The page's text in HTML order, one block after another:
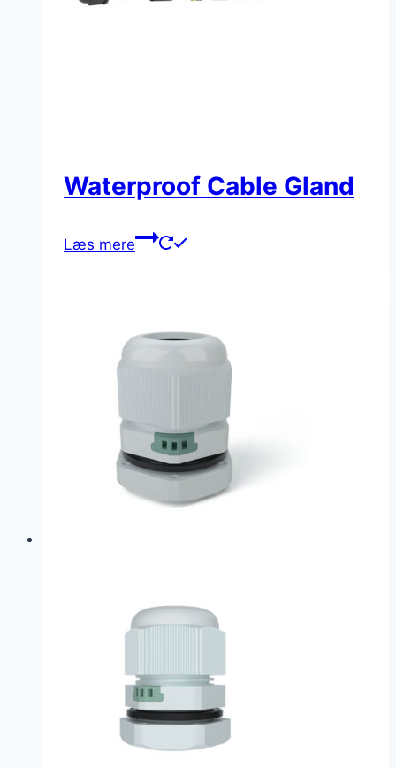
Waterproof Cable Gland
Læs mere